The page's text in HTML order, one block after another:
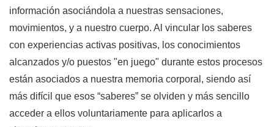
información asociándola a nuestras sensaciones,
movimientos, y a nuestro cuerpo. Al vincular los saberes
con experiencias activas positivas, los conocimientos
alcanzados y/o puestos "en juego" durante estos procesos
están asociados a nuestra memoria corporal, siendo así
más difícil que esos “saberes” se olviden y más sencillo
acceder a ellos voluntariamente para aplicarlos a